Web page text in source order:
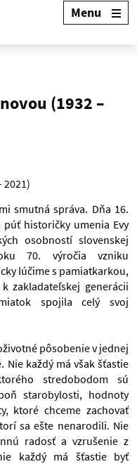
Menu
(1932 –
2021)
smutná správa. Dňa 16.
historičky umenia Evy
osobností slovenskej
70. výročia vzniku
lúčime s pamiatkarkou,
zakladateľskej generácii
spojila celý svoj
pôsobenie v jednej
Nie každý má však šťastie
stredobodom sú
starobylosti, hodnoty
ktoré chceme zachovať
sa ešte nenarodili. Nie
radosť a vzrušenie z
každý má šťastie byť